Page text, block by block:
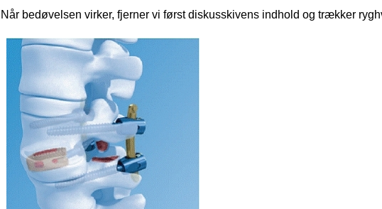
Når bedøvelsen virker, fjerner vi først diskusskivens indhold og trækker